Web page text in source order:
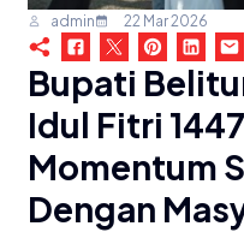
admin 22 Mar 2026
Bupati
Idul Fitri
Momentum
Dengan